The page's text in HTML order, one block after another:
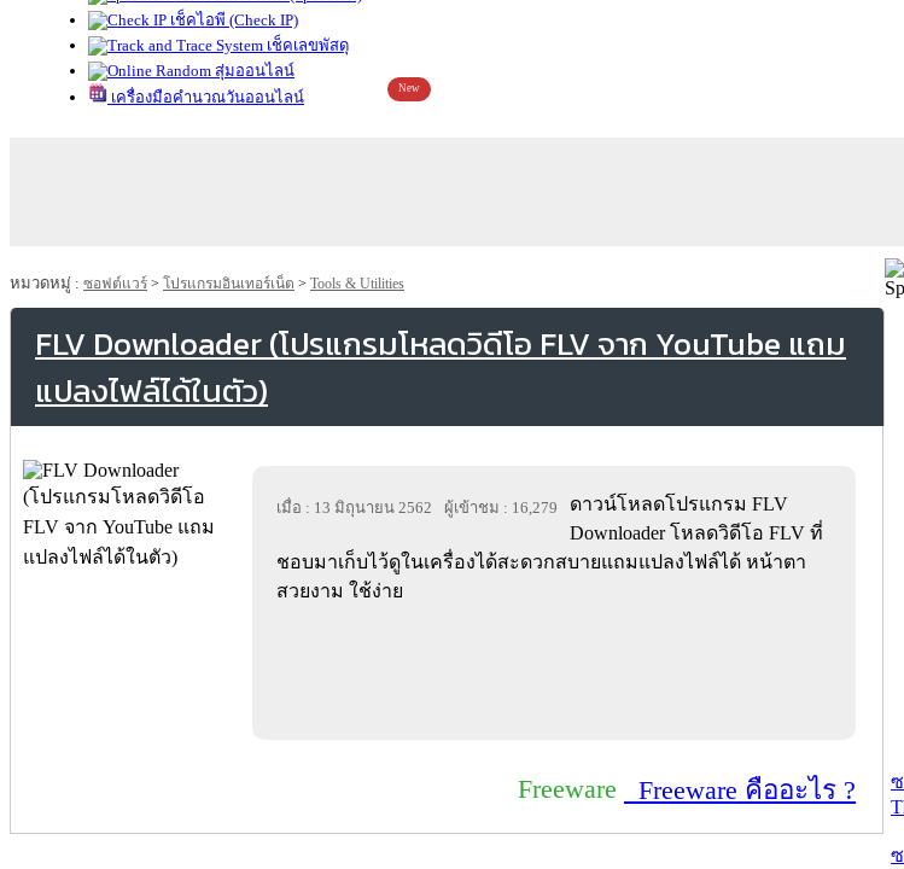
เช็คไอพี (Check IP)
เช็คเลขพัสดุ
สุ่มออนไลน์
เครื่องมือคำนวณวันออนไลน์
New
หมวดหมู่ : ซอฟต์แวร์ > โปรแกรมอินเทอร์เน็ต > Tools & Utilities
FLV Downloader (โปรแกรมโหลดวิดีโอ FLV จาก YouTube แถม
แปลงไฟล์ได้ในตัว)
เมื่อ : 13 มิถุนายน 2562 ผู้เข้าชม : 16,279
ดาวน์โหลดโปรแกรม FLV
Downloader โหลดวิดีโอ FLV ที่
ชอบมาเก็บไว้ดูในเครื่องได้สะดวกสบายแถมแปลงไฟล์ได้ หน้าตา
สวยงาม ใช้ง่าย
Freeware Freeware คืออะไร ?